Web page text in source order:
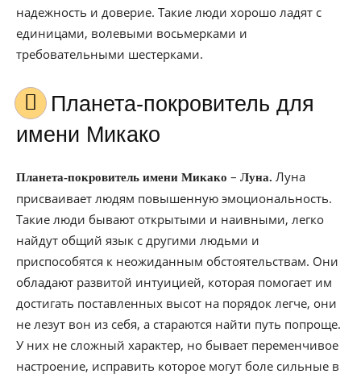
надежность и доверие. Такие люди хорошо ладят с
единицами, волевыми восьмерками и
требовательными шестерками.
Планета-покровитель для
имени Микако
Планета-покровитель имени Микако – Луна. Луна
присваивает людям повышенную эмоциональность.
Такие люди бывают открытыми и наивными, легко
найдут общий язык с другими людьми и
приспособятся к неожиданным обстоятельствам. Они
обладают развитой интуицией, которая помогает им
достигать поставленных высот на порядок легче, они
не лезут вон из себя, а стараются найти путь попроще.
У них не сложный характер, но бывает переменчивое
настроение, исправить которое могут боле сильные в